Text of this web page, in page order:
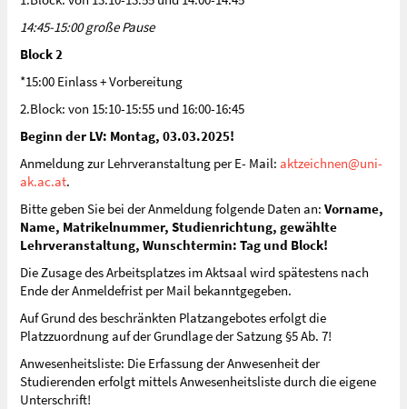
14:45-15:00 große Pause
Block 2
*15:00 Einlass + Vorbereitung
2.Block: von 15:10-15:55 und 16:00-16:45
Beginn der LV: Montag, 03.03.2025!
Anmeldung zur Lehrveranstaltung per E- Mail: aktzeichnen@uni-
ak.ac.at.
Bitte geben Sie bei der Anmeldung folgende Daten an: Vorname,
Name, Matrikelnummer, Studienrichtung, gewählte
Lehrveranstaltung, Wunschtermin: Tag und Block!
Die Zusage des Arbeitsplatzes im Aktsaal wird spätestens nach
Ende der Anmeldefrist per Mail bekanntgegeben.
Auf Grund des beschränkten Platzangebotes erfolgt die
Platzzuordnung auf der Grundlage der Satzung §5 Ab. 7!
Anwesenheitsliste: Die Erfassung der Anwesenheit der
Studierenden erfolgt mittels Anwesenheitsliste durch die eigene
Unterschrift!